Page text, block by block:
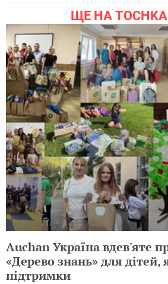
ЩЕ НА
Auchan Україна вдев'яте
«Дерево знань» для дітей,
підтримки